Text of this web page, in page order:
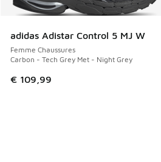
adidas Adistar Control 5 MJ W
Femme Chaussures
Carbon - Tech Grey Met - Night Grey
€ 109,99